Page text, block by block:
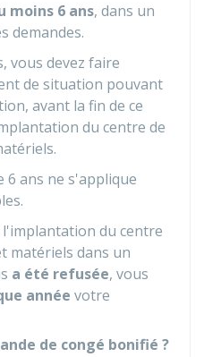
moins 6 ans, dans un
demandes.
vous devez faire
de situation pouvant
avant la fin de ce
du centre de
6 ans ne s'applique
l'implantation du centre
matériels dans un
a été refusée, vous
année votre
de congé bonifié ?